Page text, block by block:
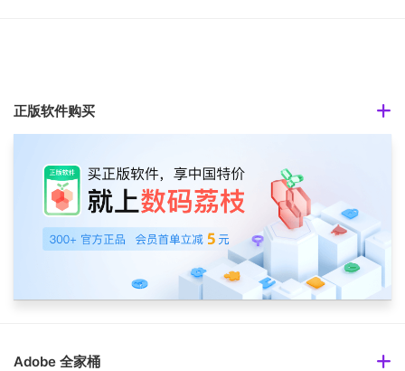
正版软件购买
Adobe 全家桶